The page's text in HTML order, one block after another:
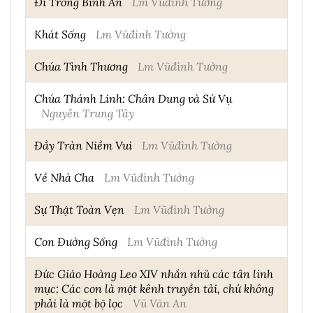
Khát Sống Lm Vũđình Tường
Chúa Tình Thương Lm Vũđình Tường
Chúa Thánh Linh: Chân Dung và Sứ Vụ
Nguyễn Trung Tây
Đầy Tràn Niềm Vui Lm Vũđình Tường
Về Nhà Cha Lm Vũđình Tường
Sự Thật Toàn Vẹn Lm Vũđình Tường
Con Đường Sống Lm Vũđình Tường
Đức Giáo Hoàng Leo XIV nhắn nhủ các tân linh
mục: Các con là một kênh truyền tải, chứ không
phải là một bộ lọc
Vũ Văn An